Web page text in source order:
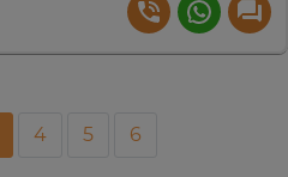
4 5 6